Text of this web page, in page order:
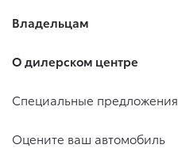
Владельцам
О дилерском центре
Специальные предложения
Оцените ваш автомобиль